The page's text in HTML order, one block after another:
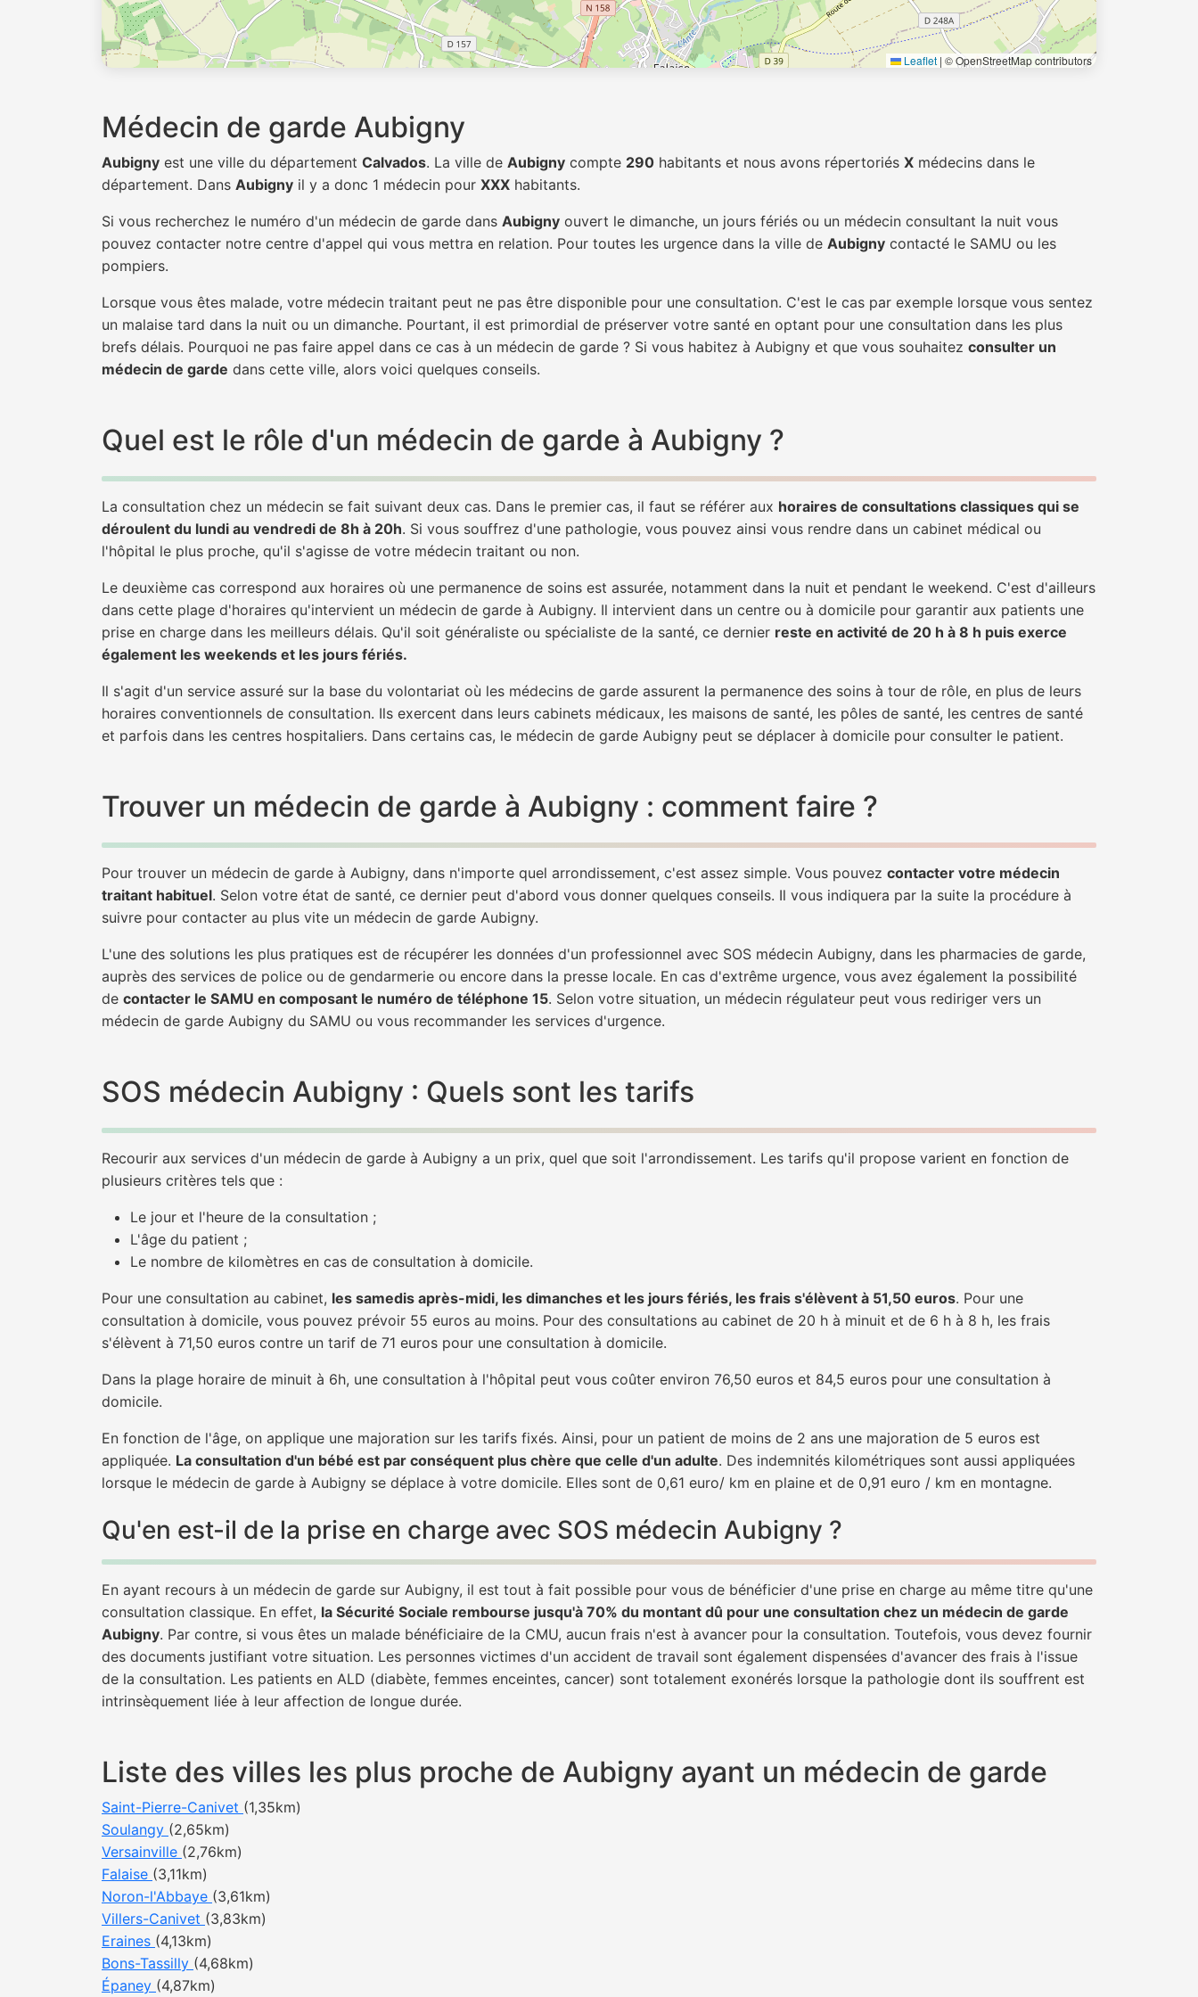
Leaflet | © OpenStreetMap contributors
Médecin de garde Aubigny
Aubigny est une ville du département Calvados. La ville de Aubigny compte 290 habitants et nous avons répertoriés X médecins dans le
département. Dans Aubigny il y a donc 1 médecin pour XXX habitants.
Si vous recherchez le numéro d'un médecin de garde dans Aubigny ouvert le dimanche, un jours fériés ou un médecin consultant la nuit vous
pouvez contacter notre centre d'appel qui vous mettra en relation. Pour toutes les urgence dans la ville de Aubigny contacté le SAMU ou les
pompiers.
Lorsque vous êtes malade, votre médecin traitant peut ne pas être disponible pour une consultation. C'est le cas par exemple lorsque vous sentez
un malaise tard dans la nuit ou un dimanche. Pourtant, il est primordial de préserver votre santé en optant pour une consultation dans les plus
brefs délais. Pourquoi ne pas faire appel dans ce cas à un médecin de garde ? Si vous habitez à Aubigny et que vous souhaitez consulter un
médecin de garde dans cette ville, alors voici quelques conseils.
Quel est le rôle d'un médecin de garde à Aubigny ?
La consultation chez un médecin se fait suivant deux cas. Dans le premier cas, il faut se référer aux horaires de consultations classiques qui se
déroulent du lundi au vendredi de 8h à 20h. Si vous souffrez d'une pathologie, vous pouvez ainsi vous rendre dans un cabinet médical ou
l'hôpital le plus proche, qu'il s'agisse de votre médecin traitant ou non.
Le deuxième cas correspond aux horaires où une permanence de soins est assurée, notamment dans la nuit et pendant le weekend. C'est d'ailleurs
dans cette plage d'horaires qu'intervient un médecin de garde à Aubigny. Il intervient dans un centre ou à domicile pour garantir aux patients une
prise en charge dans les meilleurs délais. Qu'il soit généraliste ou spécialiste de la santé, ce dernier reste en activité de 20 h à 8 h puis exerce
également les weekends et les jours fériés.
Il s'agit d'un service assuré sur la base du volontariat où les médecins de garde assurent la permanence des soins à tour de rôle, en plus de leurs
horaires conventionnels de consultation. Ils exercent dans leurs cabinets médicaux, les maisons de santé, les pôles de santé, les centres de santé
et parfois dans les centres hospitaliers. Dans certains cas, le médecin de garde Aubigny peut se déplacer à domicile pour consulter le patient.
Trouver un médecin de garde à Aubigny : comment faire ?
Pour trouver un médecin de garde à Aubigny, dans n'importe quel arrondissement, c'est assez simple. Vous pouvez contacter votre médecin
traitant habituel. Selon votre état de santé, ce dernier peut d'abord vous donner quelques conseils. Il vous indiquera par la suite la procédure à
suivre pour contacter au plus vite un médecin de garde Aubigny.
L'une des solutions les plus pratiques est de récupérer les données d'un professionnel avec SOS médecin Aubigny, dans les pharmacies de garde,
auprès des services de police ou de gendarmerie ou encore dans la presse locale. En cas d'extrême urgence, vous avez également la possibilité
de contacter le SAMU en composant le numéro de téléphone 15. Selon votre situation, un médecin régulateur peut vous rediriger vers un
médecin de garde Aubigny du SAMU ou vous recommander les services d'urgence.
SOS médecin Aubigny : Quels sont les tarifs
Recourir aux services d'un médecin de garde à Aubigny a un prix, quel que soit l'arrondissement. Les tarifs qu'il propose varient en fonction de
plusieurs critères tels que :
Le jour et l'heure de la consultation ;
L'âge du patient ;
Le nombre de kilomètres en cas de consultation à domicile.
Pour une consultation au cabinet, les samedis après-midi, les dimanches et les jours fériés, les frais s'élèvent à 51,50 euros. Pour une
consultation à domicile, vous pouvez prévoir 55 euros au moins. Pour des consultations au cabinet de 20 h à minuit et de 6 h à 8 h, les frais
s'élèvent à 71,50 euros contre un tarif de 71 euros pour une consultation à domicile.
Dans la plage horaire de minuit à 6h, une consultation à l'hôpital peut vous coûter environ 76,50 euros et 84,5 euros pour une consultation à
domicile.
En fonction de l'âge, on applique une majoration sur les tarifs fixés. Ainsi, pour un patient de moins de 2 ans une majoration de 5 euros est
appliquée. La consultation d'un bébé est par conséquent plus chère que celle d'un adulte. Des indemnités kilométriques sont aussi appliquées
lorsque le médecin de garde à Aubigny se déplace à votre domicile. Elles sont de 0,61 euro/ km en plaine et de 0,91 euro / km en montagne.
Qu'en est-il de la prise en charge avec SOS médecin Aubigny ?
En ayant recours à un médecin de garde sur Aubigny, il est tout à fait possible pour vous de bénéficier d'une prise en charge au même titre qu'une
consultation classique. En effet, la Sécurité Sociale rembourse jusqu'à 70% du montant dû pour une consultation chez un médecin de garde
Aubigny. Par contre, si vous êtes un malade bénéficiaire de la CMU, aucun frais n'est à avancer pour la consultation. Toutefois, vous devez fournir
des documents justifiant votre situation. Les personnes victimes d'un accident de travail sont également dispensées d'avancer des frais à l'issue
de la consultation. Les patients en ALD (diabète, femmes enceintes, cancer) sont totalement exonérés lorsque la pathologie dont ils souffrent est
intrinsèquement liée à leur affection de longue durée.
Liste des villes les plus proche de Aubigny ayant un médecin de garde
Saint-Pierre-Canivet (1,35km)
Soulangy (2,65km)
Versainville (2,76km)
Falaise (3,11km)
Noron-l'Abbaye (3,61km)
Villers-Canivet (3,83km)
Eraines (4,13km)
Bons-Tassilly (4,68km)
Épaney (4,87km)